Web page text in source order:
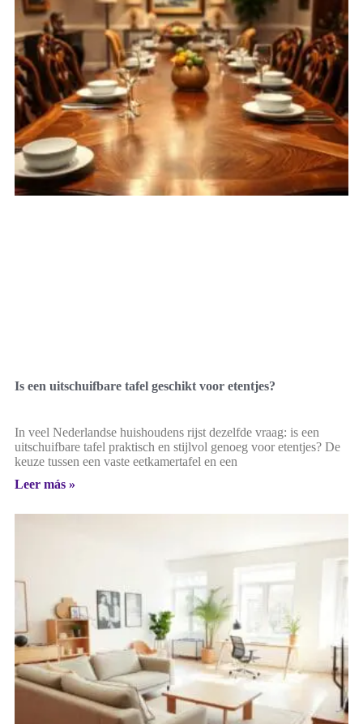
Is een uitschuifbare tafel geschikt voor etentjes?
In veel Nederlandse huishoudens rijst dezelfde vraag: is een
uitschuifbare tafel praktisch en stijlvol genoeg voor etentjes? De
keuze tussen een vaste eetkamertafel en een
Leer más »